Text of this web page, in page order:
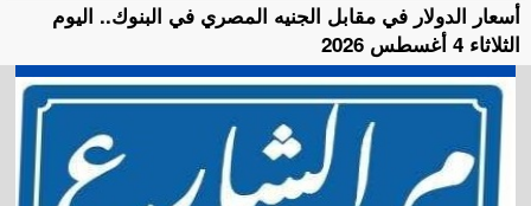
أسعار الدولار في مقابل الجنيه المصري في البنوك.. اليوم
الثلاثاء 4 أغسطس 2026